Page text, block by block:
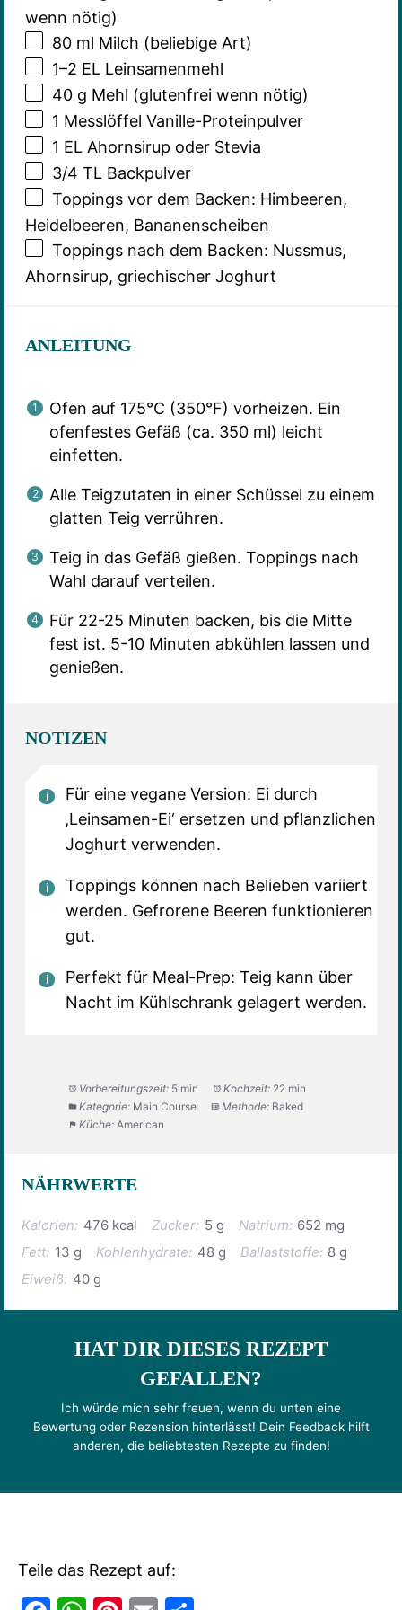
wenn nötig)
80ml Milch (beliebige Art)
1–2 EL Leinsamenmehl
40 g Mehl (glutenfrei wenn nötig)
1 Messlöffel Vanille-Proteinpulver
1 EL Ahornsirup oder Stevia
3/4 TL Backpulver
Toppings vor dem Backen: Himbeeren,
Heidelbeeren, Bananenscheiben
Toppings nach dem Backen: Nussmus,
Ahornsirup, griechischer Joghurt
ANLEITUNG
Ofen auf 175°C (350°F) vorheizen. Ein
ofenfestes Gefäß (ca. 350 ml) leicht
einfetten.
Alle Teigzutaten in einer Schüssel zu einem
glatten Teig verrühren.
Teig in das Gefäß gießen. Toppings nach
Wahl darauf verteilen.
Für 22-25 Minuten backen, bis die Mitte
fest ist. 5-10 Minuten abkühlen lassen und
genießen.
NOTIZEN
Für eine vegane Version: Ei durch
‚Leinsamen-Ei‘ ersetzen und pflanzlichen
Joghurt verwenden.
Toppings können nach Belieben variiert
werden. Gefrorene Beeren funktionieren
gut.
Perfekt für Meal-Prep: Teig kann über
Nacht im Kühlschrank gelagert werden.
Vorbereitungszeit: 5 min Kochzeit: 22 min
Kategorie: Main Course Methode: Baked
Küche: American
NÄHRWERTE
Kalorien: 476 kcal Zucker: 5 g Natrium: 652 mg
Fett: 13 g Kohlenhydrate: 48 g Ballaststoffe: 8 g
Eiweiß: 40 g
HAT DIR DIESES REZEPT
GEFALLEN?
Ich würde mich sehr freuen, wenn du unten eine
Bewertung oder Rezension hinterlässt! Dein Feedback hilft
anderen, die beliebtesten Rezepte zu finden!
Teile das Rezept auf: